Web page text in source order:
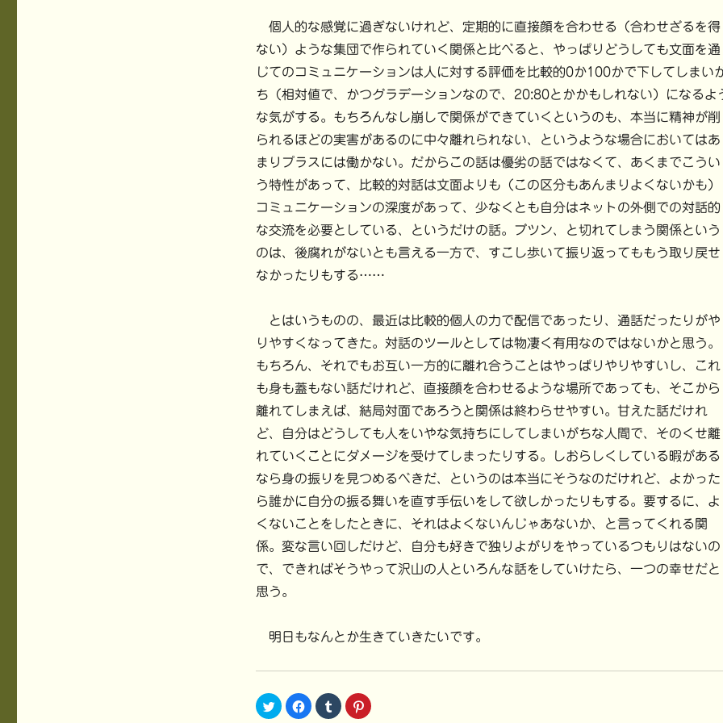
個人的な感覚に過ぎないけれど、定期的に直接顔を合わせる（合わせざるを得
ない）ような集団で作られていく関係と比べると、やっぱりどうしても文面を通
じてのコミュニケーションは人に対する評価を比較的0か100かで下してしまい
ち（相対値で、かつグラデーションなので、20:80とかかもしれない）になるよ
な気がする。もちろんなし崩しで関係ができていくというのも、本当に精神が削
られるほどの実害があるのに中々離れられない、というような場合においてはあ
まりプラスには働かない。だからこの話は優劣の話ではなくて、あくまでこうい
う特性があって、比較的対話は文面よりも（この区分もあんまりよくないかも）
コミュニケーションの深度があって、少なくとも自分はネットの外側での対話的
な交流を必要としている、というだけの話。ブツン、と切れてしまう関係という
のは、後腐れがないとも言える一方で、すこし歩いて振り返ってももう取り戻せ
なかったりもする……
とはいうものの、最近は比較的個人の力で配信であったり、通話だったりがや
りやすくなってきた。対話のツールとしては物凄く有用なのではないかと思う。
もちろん、それでもお互い一方的に離れ合うことはやっぱりやりやすいし、これ
も身も蓋もない話だけれど、直接顔を合わせるような場所であっても、そこから
離れてしまえば、結局対面であろうと関係は終わらせやすい。甘えた話だけれ
ど、自分はどうしても人をいやな気持ちにしてしまいがちな人間で、そのくせ離
れていくことにダメージを受けてしまったりする。しおらしくしている暇がある
なら身の振りを見つめるべきだ、というのは本当にそうなのだけれど、よかった
ら誰かに自分の振る舞いを直す手伝いをして欲しかったりもする。要するに、よ
くないことをしたときに、それはよくないんじゃあないか、と言ってくれる関
係。変な言い回しだけど、自分も好きで独りよがりをやっているつもりはないの
で、できればそうやって沢山の人といろんな話をしていけたら、一つの幸せだと
思う。
明日もなんとか生きていきたいです。
ク
リ
F
a
ク
リ
ク
リ